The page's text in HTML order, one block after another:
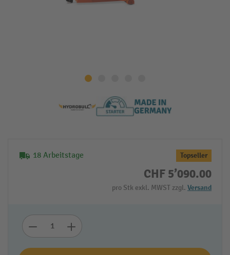
18 Arbeitstage Topseller
CHF 5’090.00
pro Stk exkl. MWST zzgl. Versand